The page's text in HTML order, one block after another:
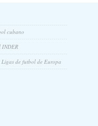
cubano
INDER
Ligas de futbol de Europa